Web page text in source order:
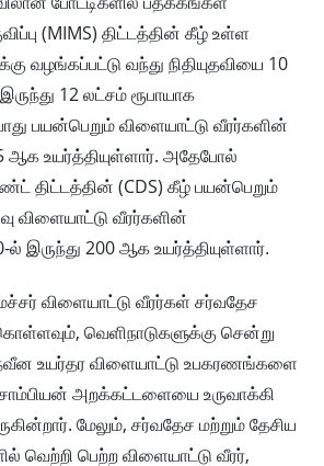
(MIMS) திட்டத்தின் கீழ் உள்ள
வழங்கப்பட்டு வந்து நிதியுதவியை 10
இருந்து 12 லட்சம் ரூபாயாக
பயன்பெறும் விளையாட்டு வீரர்களின்
உயர்த்தியுள்ளார். அதேபோல்
திட்டத்தின் (CDS) கீழ் பயன்பெறும்
விளையாட்டு வீரர்களின்
200 ஆக உயர்த்தியுள்ளார்.
விளையாட்டு வீரர்கள் சர்வதேச
வெளிநாடுகளுக்கு சென்று
உயர்தர விளையாட்டு உபகரணங்களை
சாம்பியன் அறக்கட்டளையை உருவாக்கி
மேலும், சர்வதேச மற்றும் தேசிய
வெற்றி பெற்ற விளையாட்டு வீரர்,